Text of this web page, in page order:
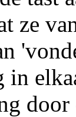
ze
in
door